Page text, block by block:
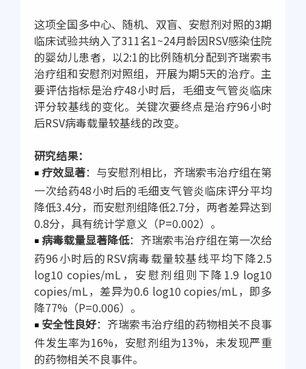
这项全国多中心、随机、双盲、安慰剂对照的3期
临床试验共纳入了311名1~24月龄因RSV感染住院
的婴幼儿患者，以2:1的比例随机分配到齐瑞索韦
治疗组和安慰剂对照组，开展为期5天的治疗。主
要评估指标是治疗48小时后，毛细支气管炎临床
评分较基线的变化。关键次要终点是治疗96小时
后RSV病毒载量较基线的改变。
研究结果：
￭疗效显著：与安慰剂相比，齐瑞索韦治疗组在第
一次给药48小时后的毛细支气管炎临床评分平均
降低3.4分，而安慰剂组降低2.7分，两者差异达到
0.8分，具有统计学意义（P=0.002）。
￭病毒载量显著降低：齐瑞索韦治疗组在第一次给
药96小时后的RSV病毒载量较基线平均下降2.5
log10 copies/mL，安慰剂组则下降1.9 log10
copies/mL，差异为0.6 log10 copies/mL，即多
降77%（P=0.006）。
￭ 安全性良好：齐瑞索韦治疗组的药物相关不良事
件发生率为16%，安慰剂组为13%，未发现严重
的药物相关不良事件。